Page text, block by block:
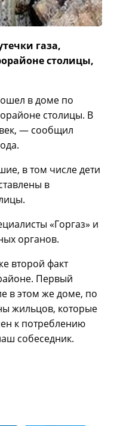
газа,
столицы,
в доме по
столицы. В
— сообщил
в том числе дети
в
«Горгаз» и
органов.
второй факт
Первый
в этом же доме, по
жильцов, которые
к потреблению
собеседник.